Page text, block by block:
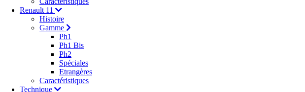
Renault 11
Histoire
Gamme
Ph1
Ph1 Bis
Ph2
Spéciales
Etrangères
Caractéristiques
Technique